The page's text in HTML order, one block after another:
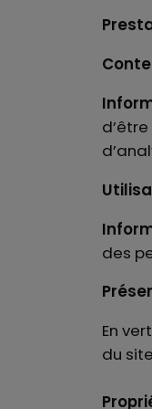
des
En
du